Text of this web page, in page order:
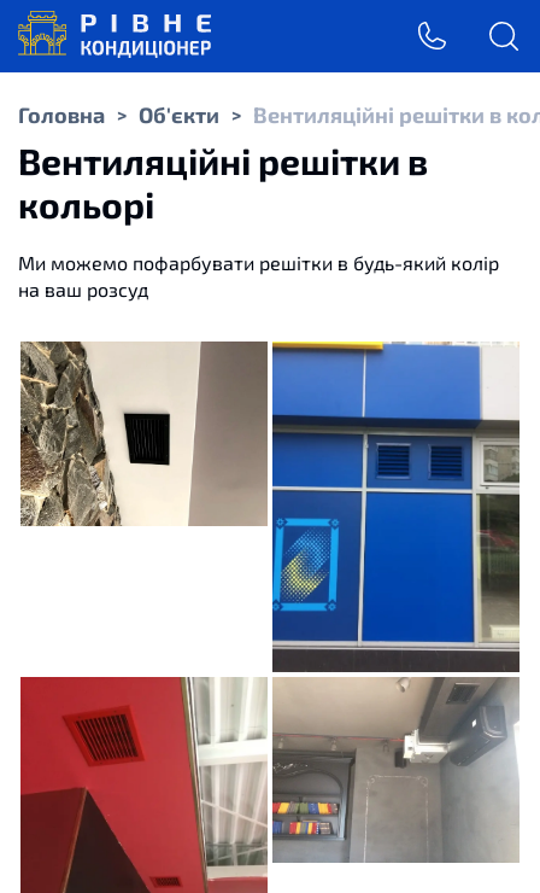
Головна > Об'єкти > Вентиляційні решітки в
Вентиляційні решітки в
кольорі
Ми можемо пофарбувати решітки в будь-який колір
на ваш розсуд